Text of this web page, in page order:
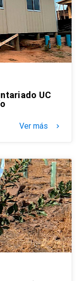
UC
Ver más keyboard_arrow_right